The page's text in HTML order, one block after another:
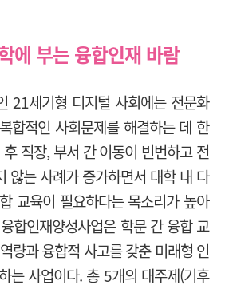
에 부는 융합인재 바람
21세기형 디지털 사회에는 전문화
합적인 사회문제를 해결하는 데 한
직장, 부서 간 이동이 빈번하고 전
않는 사례가 증가하면서 대학 내 다
교육이 필요하다는 목소리가 높아
합인재양성사업은 학문 간 융합 교
량과 융합적 사고를 갖춘 미래형 인
는 사업이다. 총 5개의 대주제(기후